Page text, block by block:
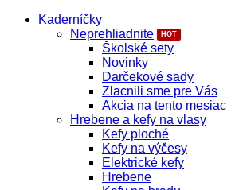
Kaderníčky
Neprehliadnite
Školské sety
Novinky
Darčekové sady
Zlacnili sme pre Vás
Akcia na tento mesiac
Hrebene a kefy na vlasy
Kefy ploché
Kefy na výčesy
Elektrické kefy
Hrebene